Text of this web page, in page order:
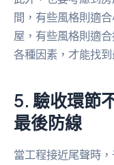
間，有些風格則適
屋，有些風格則適
各種因素，才能找
5. 驗收環節
最後防線
當工程接近尾聲時